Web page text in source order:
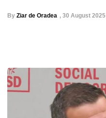
By Ziar de Oradea , 30 August 2025